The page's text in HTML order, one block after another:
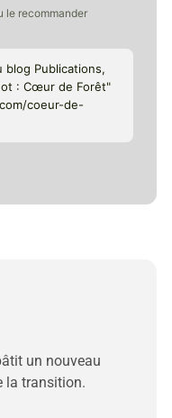
le recommander
blog Publications,
: Cœur de Forêt"
coeur-de-
un nouveau
la transition.